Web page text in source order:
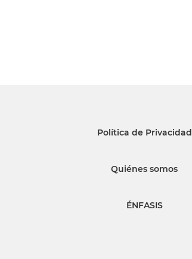
Política de Privacidad
Quiénes somos
ÉNFASIS